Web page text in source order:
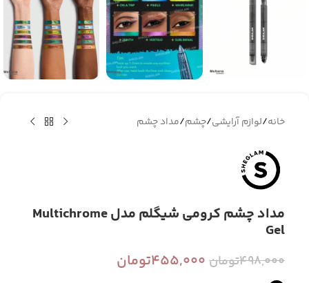
خانه/لوازم آرایشی/چشم/مداد چشم
مداد چشم کرومی شیگلم مدل Multichrome
Gel
498,000تومان 455,000تومان